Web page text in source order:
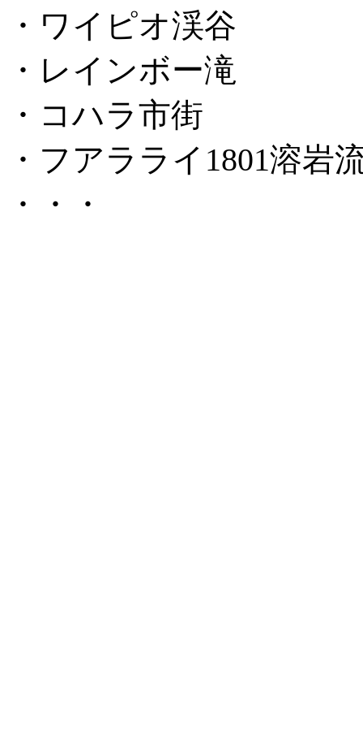
・ワイピオ渓谷
・レインボー滝
・コハラ市街
・フアラライ 1801溶岩
・・・